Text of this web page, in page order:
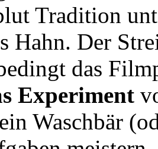
Tradition
Hahn. Der
das
Experiment
Waschbär